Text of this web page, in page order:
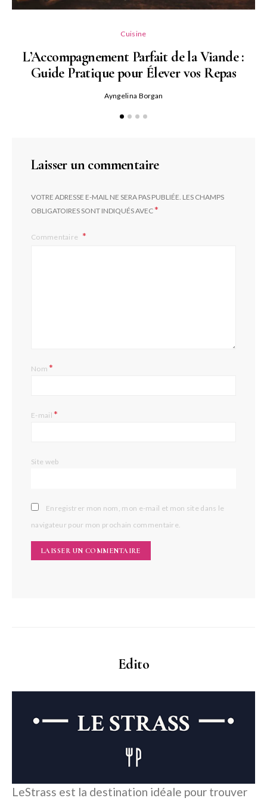
Cuisine
L’Accompagnement Parfait de la Viande :
Guide Pratique pour Élever vos Repas
Ayngelina Borgan
Laisser un commentaire
VOTRE ADRESSE E-MAIL NE SERA PAS PUBLIÉE. LES CHAMPS
OBLIGATOIRES SONT INDIQUÉS AVEC*
Commentaire
Nom*
E-mail*
Site web
Enregistrer mon nom, mon e-mail et mon site dans le
navigateur pour mon prochain commentaire.
Edito
LeStrass est la destination idéale pour trouver